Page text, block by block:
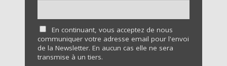
En continuant, vous acceptez de nous
communiquer votre adresse email pour l'envoi
de la Newsletter. En aucun cas elle ne sera
transmise à un tiers.